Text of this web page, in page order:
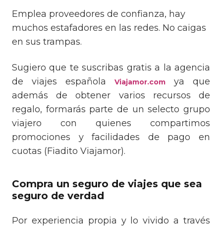
Emplea proveedores de confianza, hay
muchos estafadores en las redes. No caigas
en sus trampas.
Sugiero que te suscribas gratis a la agencia
de viajes española
Viajamor.com
ya que
además de obtener varios recursos de
regalo, formarás parte de un selecto grupo
viajero con quienes compartimos
promociones y facilidades de pago en
cuotas (Fiadito Viajamor).
Compra un seguro de viajes que sea
seguro de verdad
Por experiencia propia y lo vivido a través